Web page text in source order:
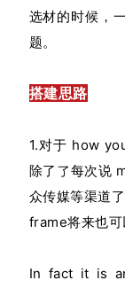
选材的时候，
题。
搭建思路
1.对于 how
除了了每次说
众传媒等渠道
frame将来也
In fact it is